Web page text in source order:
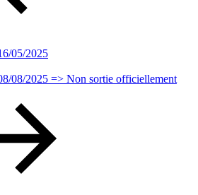
05/2025
08/2025 => Non sortie officiellement